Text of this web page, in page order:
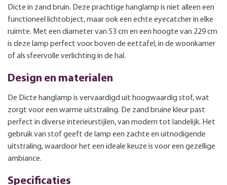
Dicte in zand bruin. Deze prachtige hanglamp is niet alleen een
functioneel lichtobject, maar ook een echte eyecatcher in elke
ruimte. Met een diameter van 53 cm en een hoogte van 229 cm
is deze lamp perfect voor boven de eettafel, in de woonkamer
of als sfeervolle verlichting in de hal.
Design en materialen
De Dicte hanglamp is vervaardigd uit hoogwaardig stof, wat
zorgt voor een warme uitstraling. De zand bruine kleur past
perfect in diverse interieurstijlen, van modern tot landelijk. Het
gebruik van stof geeft de lamp een zachte en uitnodigende
uitstraling, waardoor het een ideale keuze is voor een gezellige
ambiance.
Specificaties